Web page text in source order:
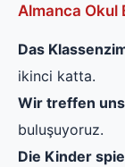
Almanca Okul
Das
ikinci katta.
Wir treffen
buluşuyoruz.
Die Kinder